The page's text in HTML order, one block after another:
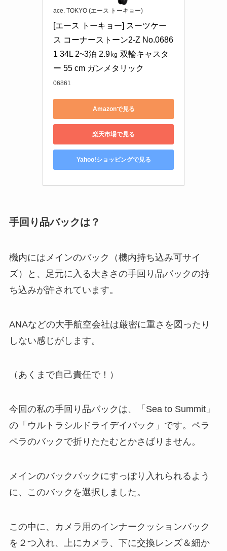
ace. TOKYO (エース トーキョー)
[エース トーキョー] スーツケー
ス コーナーストーン2-Z No.0686
1 34L 2~3泊 2.9㎏ 双輪キャスタ
ー 55 cm ガンメタリック
06861
Amazonで見る
楽天市場で見る
Yahoo!ショッピングで見る
手回り品バックは？
機内にはメインのバック（機内持ち込み可サイ
ズ）と、足元に入る大きさの手回り品バックの持
ち込みが許されています。
ANAなどの大手航空会社は厳密に重さを図ったり
しない感じがします。
（あくまで自己責任で！）
今回の私の手回り品バックは、「Sea to Summit」
の「ウルトラシルドライデイパック」です。ペラ
ペラのバックで折りたたむとかさばりません。
メインのバックバックにすっぽり入れられるよう
に、このバックを選択しました。
この中に、カメラ用のインナークッションバック
を２つ入れ、上にカメラ、下に交換レンズ＆細か